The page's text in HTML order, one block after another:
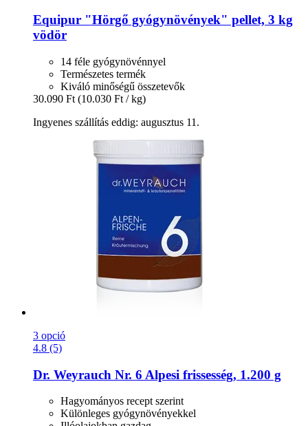
Equipur "Hörgő gyógynövények" pellet, 3 kg
vödör
14 féle gyógynövénnyel
Természetes termék
Kiváló minőségű összetevők
30.090 Ft (10.030 Ft / kg)
Ingyenes szállítás eddig: augusztus 11.
3 opció
4.8 (5)
Dr. Weyrauch Nr. 6 Alpesi frissesség, 1.200 g
Hagyományos recept szerint
Különleges gyógynövényekkel